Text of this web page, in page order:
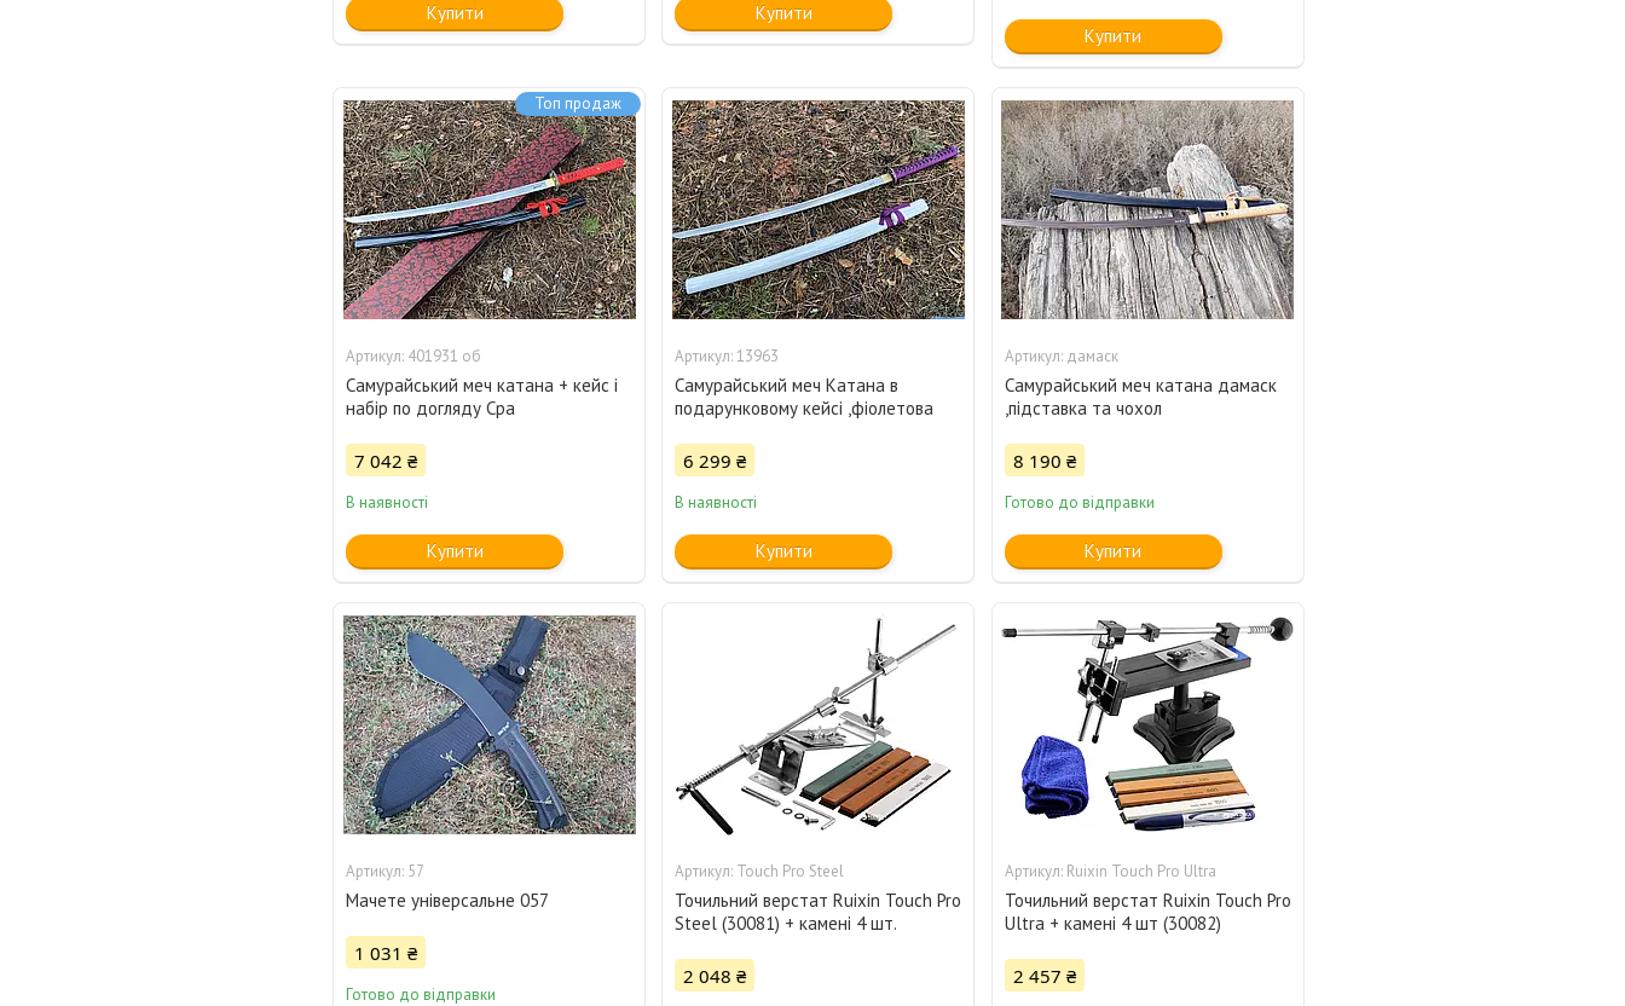
Купити Купити
Купити
Топ продаж
401931 об
Самурайський меч катана + кейс і
набір по догляду Cpa
7 042 ₴
В наявності
Купити
13963
Самурайський меч Катана в
подарунковому кейсі ,фіолетова
6 299 ₴
В наявності
Купити
дамаск
Самурайський меч катана дамаск
,підставка та чохол
8 190 ₴
Готово до відправки
Купити
57
Мачете універсальне 057
1 031 ₴
Готово до відправки
Touch Pro Steel
Точильний верстат Ruixin Touch Pro
Steel (30081) + камені 4 шт.
2 048 ₴
Ruixin Touch Pro Ultra
Точильний верстат Ruixin Touch Pro
Ultra + камені 4 шт (30082)
2 457 ₴